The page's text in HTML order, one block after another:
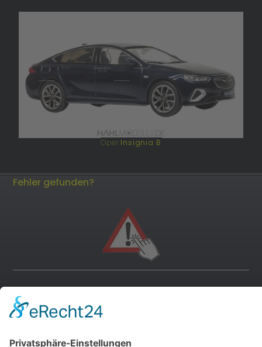
Opel Insignia B
andere Webseiten
Fehler gefunden?